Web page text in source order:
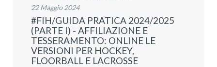
22 Maggio 2024
#FIH/GUIDA PRATICA 2024/2025
(PARTE I) - AFFILIAZIONE E
TESSERAMENTO: ONLINE LE
VERSIONI PER HOCKEY,
FLOORBALL E LACROSSE